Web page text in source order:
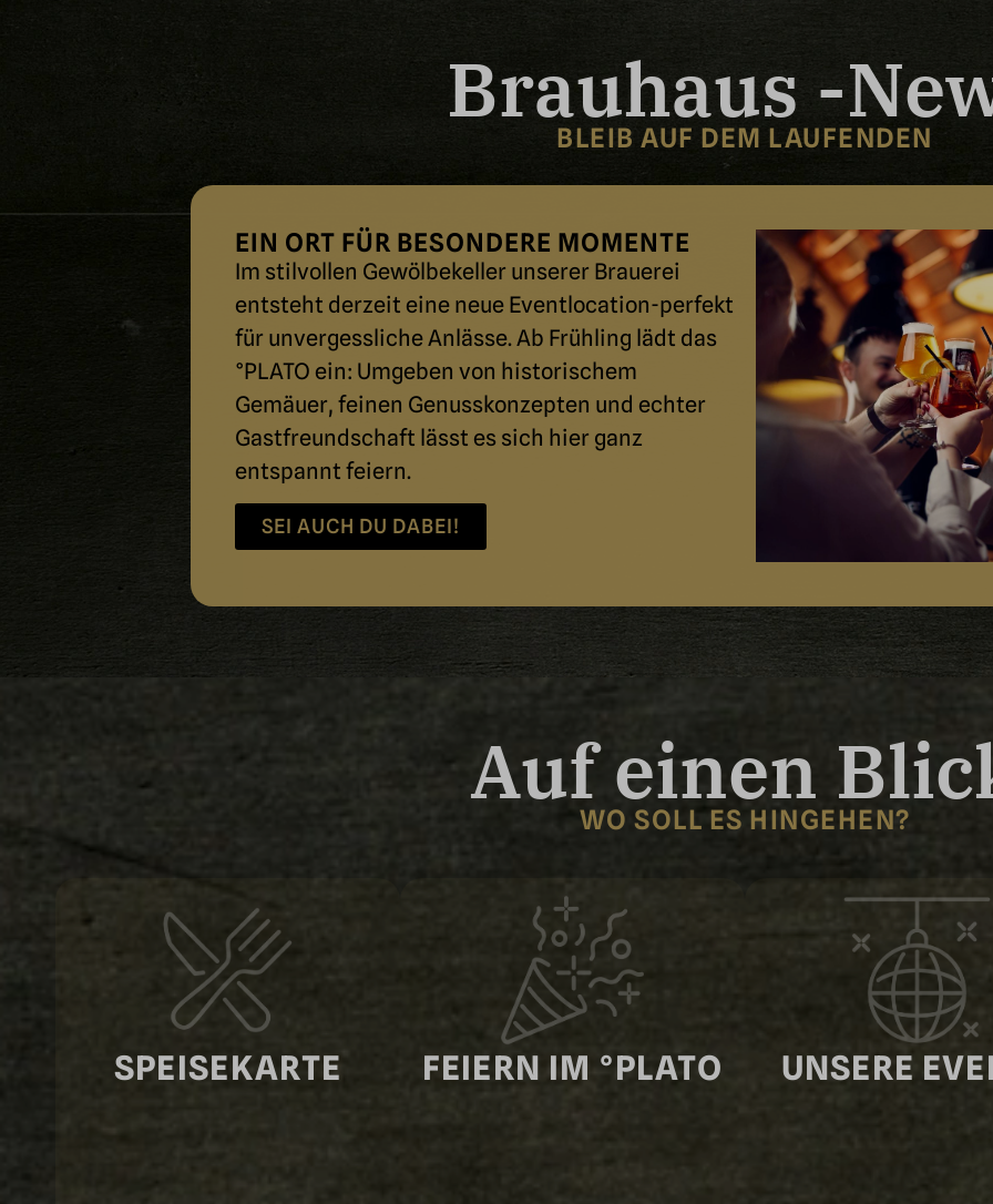
Brauhaus -
BLEIB AUF DEM LAUFENDEN
EIN ORT FÜR BESONDERE MOMENTE
Im stilvollen Gewölbekeller unserer Brauerei
entsteht derzeit eine neue Eventlocation-perfekt
für unvergessliche Anlässe. Ab Frühling lädt das
°PLATO ein: Umgeben von historischem
Gemäuer, feinen Genusskonzepten und echter
Gastfreund­schaft lässt es sich hier ganz
entspannt feiern.
SEI AUCH DU DABEI!
Auf einen
WO SOLL ES HINGEHEN?
SPEISE­KARTE FEIERN IM °PLATO UNSERE